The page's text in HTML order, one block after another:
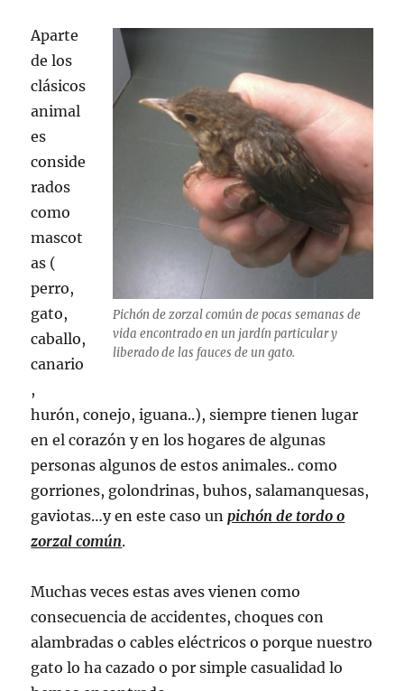
Pichón de zorzal común de pocas semanas de
vida encontrado en un jardín particular y
liberado de las fauces de un gato.
Aparte
de los
clásicos
animal
es
conside
rados
como
mascot
as (
perro,
gato,
caballo,
canario
,
hurón, conejo, iguana..), siempre tienen lugar
en el corazón y en los hogares de algunas
personas algunos de estos animales.. como
gorriones, golondrinas, buhos, salamanquesas,
gaviotas…y en este caso unpichón de tordo o
zorzal común.
Muchas veces estas aves vienen como
consecuencia de accidentes, choques con
alambradas o cables eléctricos o porque nuestro
gato lo ha cazado o por simple casualidad lo